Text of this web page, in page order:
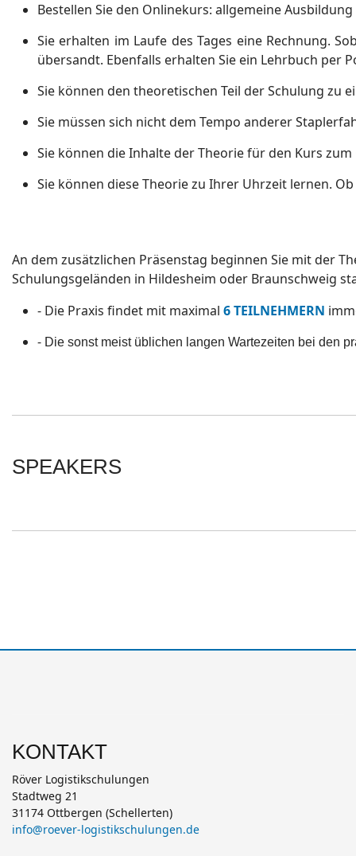
Bestellen Sie den Onlinekurs: allgemeine
Sie erhalten im Laufe des Tages eine Rechnung.
übersandt. Ebenfalls erhalten Sie ein Lehrbuch per
Sie können den theoretischen Teil der Schulung zu
Sie müssen sich nicht dem Tempo anderer
Sie können die Inhalte der Theorie für den Kurs
Sie können diese Theorie zu Ihrer Uhrzeit lernen.
An dem zusätzlichen Präsenstag beginnen Sie mit der
Schulungsgeländen in Hildesheim oder Braunschweig
- Die Praxis findet mit maximal 6 TEILNEHMERN
- Die sonst meist üblichen langen Wartezeiten bei den
SPEAKERS
KONTAKT
Röver Logistikschulungen
Stadtweg 21
31174 Ottbergen (Schellerten)
info@roever-logistikschulungen.de